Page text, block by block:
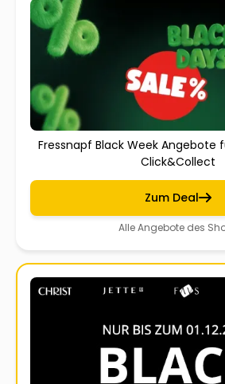
Fressnapf Black Week Angebote
Click&Collect
Zum Deal
Alle Angebote des